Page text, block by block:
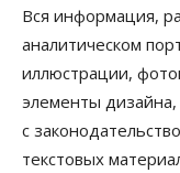
Искусственный
штраф за
08 Августа 2026, 15:00
Авто
Продажи
Новосибирской
08 Августа 2026,
Вся информация,
аналитическом
иллюстрации,
элементы дизайна,
с
текстовых